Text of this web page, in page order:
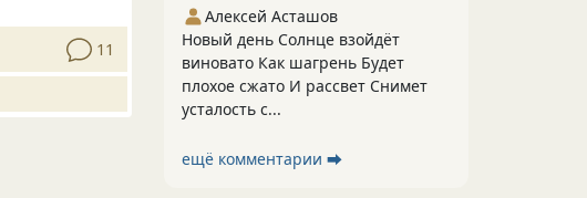
11
Алексей Асташов
Новый день Солнце взойдёт
виновато Как шагрень Будет
плохое сжато И рассвет Снимет
усталость с...
ещё комментарии ⮕